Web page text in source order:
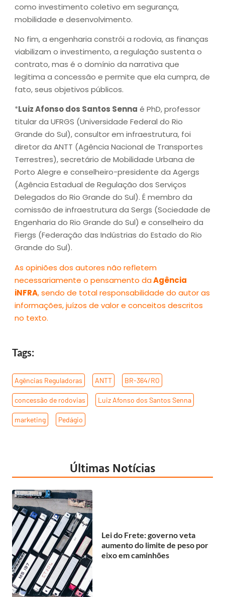
como investimento coletivo em segurança,
mobilidade e desenvolvimento.
No fim, a engenharia constrói a rodovia, as finanças
viabilizam o investimento, a regulação sustenta o
contrato, mas é o domínio da narrativa que
legitima a concessão e permite que ela cumpra, de
fato, seus objetivos públicos.
*Luiz Afonso dos Santos Senna é PhD, professor
titular da UFRGS (Universidade Federal do Rio
Grande do Sul), consultor em infraestrutura, foi
diretor da ANTT (Agência Nacional de Transportes
Terrestres), secretário de Mobilidade Urbana de
Porto Alegre e conselheiro-presidente da Agergs
(Agência Estadual de Regulação dos Serviços
Delegados do Rio Grande do Sul). É membro da
comissão de infraestrutura da Sergs (Sociedade de
Engenharia do Rio Grande do Sul) e conselheiro da
Fiergs (Federação das Indústrias do Estado do Rio
Grande do Sul).
As opiniões dos autores não refletem
necessariamente o pensamento daAgência
iNFRA, sendo de total responsabilidade do autor as
informações, juízos de valor e conceitos descritos
no texto.
Tags:
Agências Reguladoras ANTT BR-364/RO
concessão de rodovias Luiz Afonso dos Santos Senna
marketing Pedágio
Últimas Notícias
Lei do Frete: governo veta
aumento do limite de peso por
eixo em caminhões